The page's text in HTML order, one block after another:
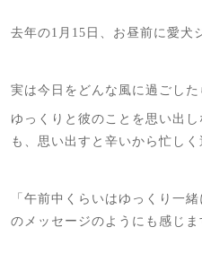
去年の1月15日、お昼前に愛犬
実は今日をどんな風に過ごした
ゆっくりと彼のことを思い出
も、思い出すと辛いから忙しく
「午前中くらいはゆっくり一
のメッセージのようにも感じま